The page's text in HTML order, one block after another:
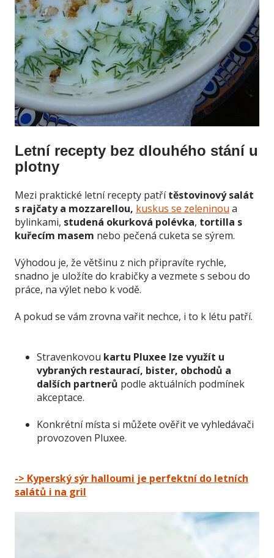
Letní recepty bez dlouhého stání u
plotny
Mezi praktické letní recepty patřítěstovinový salát
s rajčaty a mozzarellou, kuskus se zeleninou a
bylinkami, studená okurková polévka, tortilla s
kuřecím masem nebo pečená cuketa se sýrem.
Výhodou je, že většinu z nich připravíte rychle,
snadno je uložíte do krabičky a vezmete s sebou do
práce, na výlet nebo k vodě.
A pokud se vám zrovna vařit nechce, i to k létu patří.
Stravenkovou kartu Pluxee lze využít u
vybraných restaurací, bister, obchodů a
dalších partnerů podle aktuálních podmínek
akceptace.
Konkrétní místa si můžete ověřit ve vyhledávači
provozoven Pluxee.
-> Kyperský sýr halloumi je perfektní do letních
salátů i na gril